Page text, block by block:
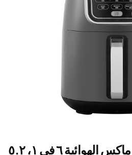
مقلاة نينجا إير فراير ماكس الهوائية ٦ في ١، ٥.٢